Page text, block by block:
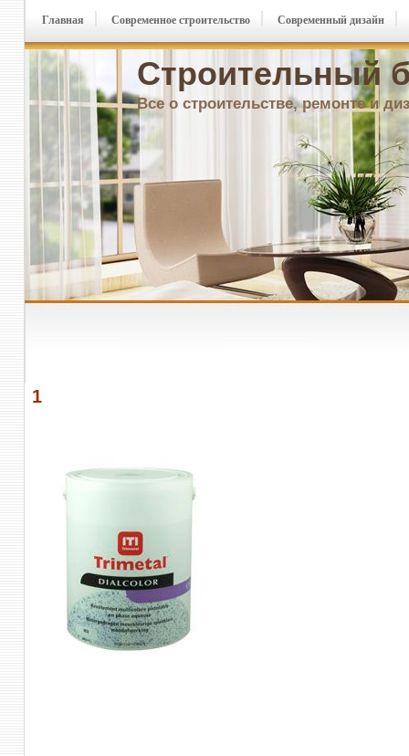
Строительный
Все о строительстве, ремонте и
Главная Современное строительство Современный дизайн
1